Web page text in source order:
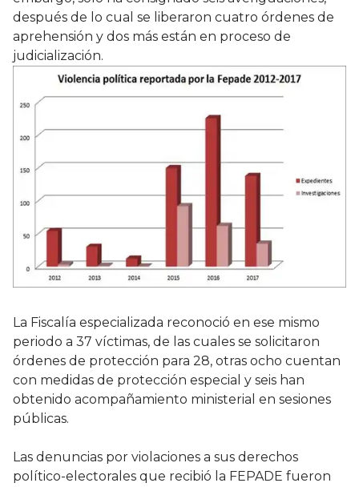
después de lo cual se liberaron cuatro órdenes de
aprehensión y dos más están en proceso de
judicialización.
La Fiscalía especializada reconoció en ese mismo
periodo a 37 víctimas, de las cuales se solicitaron
órdenes de protección para 28, otras ocho cuentan
con medidas de protección especial y seis han
obtenido acompañamiento ministerial en sesiones
públicas.
Las denuncias por violaciones a sus derechos
político-electorales que recibió la FEPADE fueron